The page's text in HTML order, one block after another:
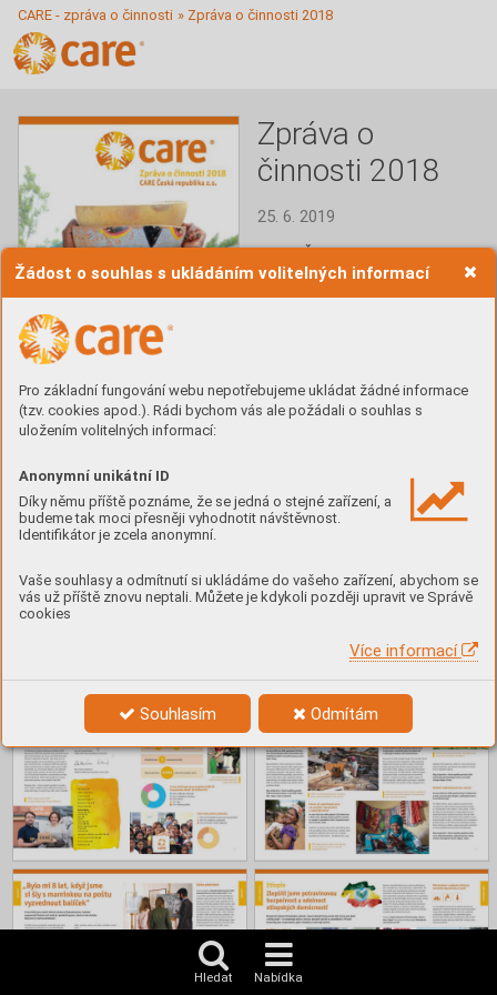
Žádost o souhlas s ukládáním volitelných informací
Pro základní fungování webu nepotřebujeme ukládat žádné informace
(tzv. cookies apod.). Rádi bychom vás ale požádali o souhlas s
uložením volitelných informací:
Anonymní unikátní ID
Díky němu příště poznáme, že se jedná o stejné zařízení, a
budeme tak moci přesněji vyhodnotit návštěvnost.
Identifikátor je zcela anonymní.
Vaše souhlasy a odmítnutí si ukládáme do vašeho zařízení, abychom se
vás už příště znovu neptali. Můžete je kdykoli později upravit ve Správě
cookies
Více informací
Souhlasím Odmítám
Zpráva o
činnosti 2018
25. 6. 2019
CARE Česká republika -
zpráva o činnosti 2018
Obsah
CARE - zpráva o činnosti » Zpráva o činnosti 2018
Hledat Nabídka